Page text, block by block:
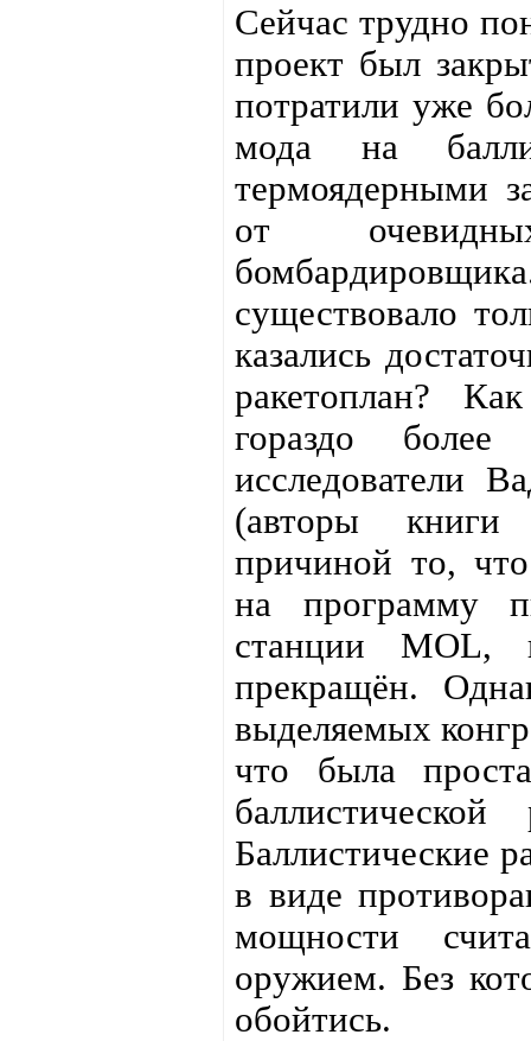
Сейчас трудно
проект был
потратили уже
мода на
термоядерными
от
существовало
казались
ракетоплан?
гораздо более
исследователи
(авторы
причиной то,
на программу
станции MOL,
прекращён.
выделяемых
что была
Баллистические
в виде
мощности
оружием. Без
обойтись.